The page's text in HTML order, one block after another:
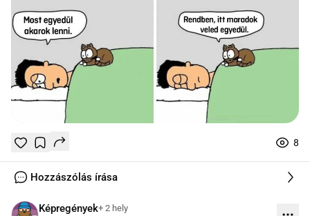
TetszikMentés
0
8
0 online
Hozzászólás írása
Képregények+ 2 hely